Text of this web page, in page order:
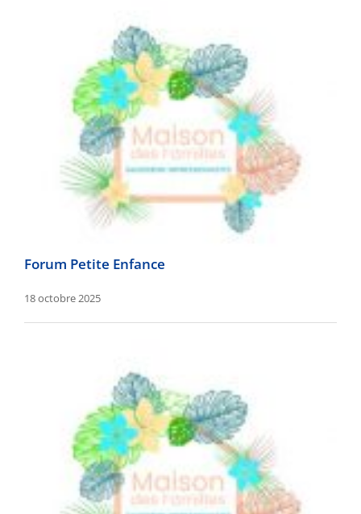
Forum Petite Enfance
18 octobre 2025